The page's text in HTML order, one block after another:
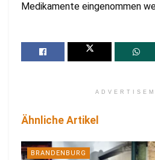
Medikamente eingenommen
Ähnliche Artikel
BRANDENBURG